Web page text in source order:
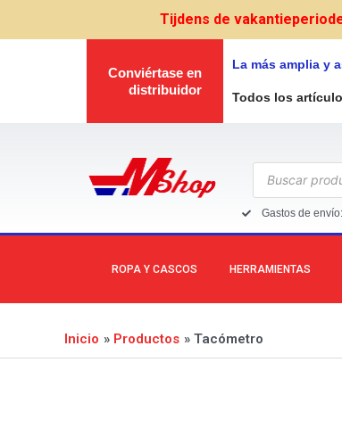
Tijdens de
Conviértase en
distribuidor
La más amplia y
Todos los
Búsqueda
de
productos
Gastos de
ROPA Y CASCOS HERRAMIENTAS
Inicio Productos Tacómetro